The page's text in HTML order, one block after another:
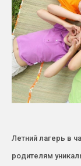
Летний лагерь в
родителям